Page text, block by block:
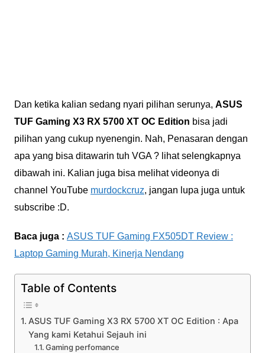
Dan ketika kalian sedang nyari pilihan serunya, ASUS
TUF Gaming X3 RX 5700 XT OC Edition bisa jadi
pilihan yang cukup nyenengin. Nah, Penasaran dengan
apa yang bisa ditawarin tuh VGA ? lihat selengkapnya
dibawah ini. Kalian juga bisa melihat videonya di
channel YouTube murdockcruz, jangan lupa juga untuk
subscribe :D.
Baca juga : ASUS TUF Gaming FX505DT Review :
Laptop Gaming Murah, Kinerja Nendang
Table of Contents
ASUS TUF Gaming X3 RX 5700 XT OC Edition : Apa
Yang kami Ketahui Sejauh ini
Gaming perfomance